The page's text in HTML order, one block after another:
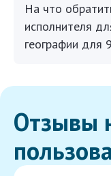
На что
исполнителя
географии для
Отзывы